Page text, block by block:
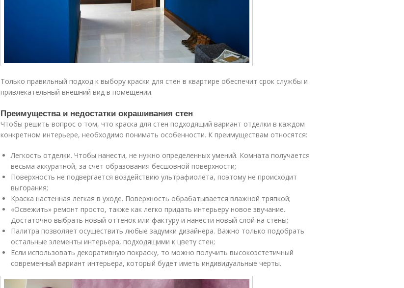
Только правильный подход к выбору краски для стен в квартире обеспечит срок службы и
привлекательный внешний вид в помещении.
Преимущества и недостатки окрашивания стен
Чтобы решить вопрос о том, что краска для стен подходящий вариант отделки в каждом
конкретном интерьере, необходимо понимать особенности. К преимуществам относятся:
Легкость отделки. Чтобы нанести, не нужно определенных умений. Комната получается
весьма аккуратной, за счет образования бесшовной поверхности;
Поверхность не подвергается воздействию ультрафиолета, поэтому не происходит
выгорания;
Краска настенная легкая в уходе. Поверхность обрабатывается влажной тряпкой;
«Освежить» ремонт просто, также как легко придать интерьеру новое звучание.
Достаточно выбрать новый оттенок или фактуру и нанести новый слой на стены;
Палитра позволяет осуществить любые задумки дизайнера. Важно только подобрать
остальные элементы интерьера, подходящими к цвету стен;
Если использовать декоративную покраску, то можно получить высокоэстетичный
современный вариант интерьера, который будет иметь индивидуальные черты.